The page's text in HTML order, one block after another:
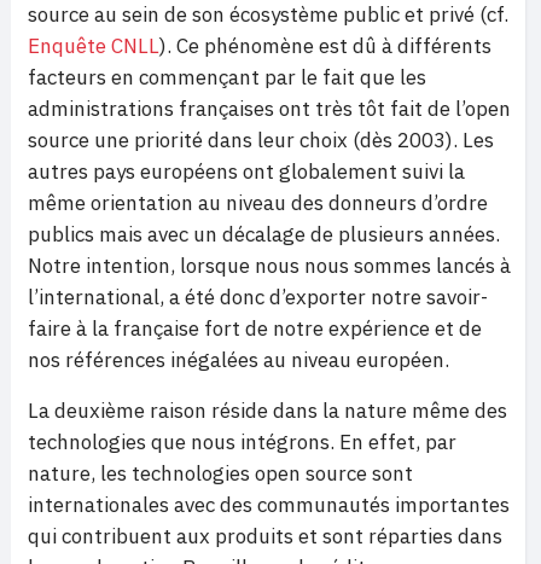
source au sein de son écosystème public et privé (cf.
Enquête CNLL). Ce phénomène est dû à différents
facteurs en commençant par le fait que les
administrations françaises ont très tôt fait de l’open
source une priorité dans leur choix (dès 2003). Les
autres pays européens ont globalement suivi la
même orientation au niveau des donneurs d’ordre
publics mais avec un décalage de plusieurs années.
Notre intention, lorsque nous nous sommes lancés à
l’international, a été donc d’exporter notre savoir-
faire à la française fort de notre expérience et de
nos références inégalées au niveau européen.
La deuxième raison réside dans la nature même des
technologies que nous intégrons. En effet, par
nature, les technologies open source sont
internationales avec des communautés importantes
qui contribuent aux produits et sont réparties dans